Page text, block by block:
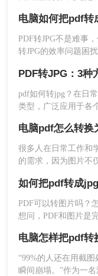
2、点击“选择文
换。
作。那么如何把pdf转
的方法，帮助大家轻
PDF转JPG不是难事
转JPG的效率问题困
见过太多人因方法不
pdf如何转jpg？在日
类型，广泛应用于各
媒体或演示中使用，
们收好了！
电脑pdf怎么转换
很多人在日常工作和
的需求，因为图片不
为大家介绍一些实用
如何把pdf转成
PDF可以转图片吗？
想问，PDF和图片是
小编今天来给大家讲
看看，十分的简单哦
“99%的人还在用截
瞬间崩塌。”作为一